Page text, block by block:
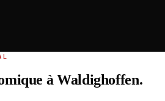
à Waldighoffen.